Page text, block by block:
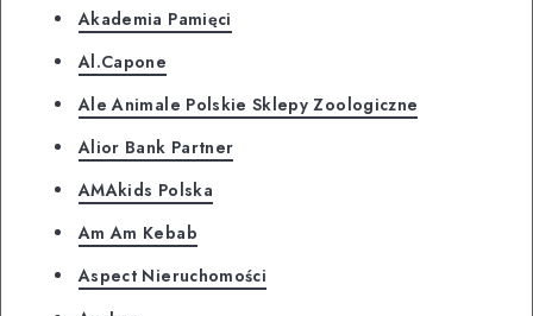
Akademia Pamięci
Al.Capone
Ale Animale Polskie Sklepy Zoologiczne
Alior Bank Partner
AMAkids Polska
Am Am Kebab
Aspect Nieruchomości